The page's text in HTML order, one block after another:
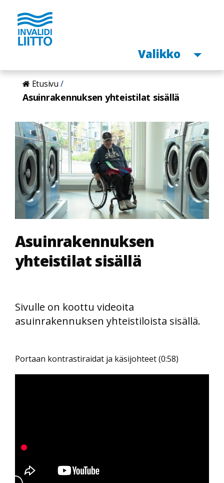
Hyppää
pääsisältöön
Avaa
Valikko
Etusivu
Asuinrakennuksen yhteistilat sisällä
Asuinrakennuksen
yhteistilat sisällä
Sivulle on koottu videoita
asuinrakennuksen yhteistiloista sisällä.
Portaan kontrastiraidat ja käsijohteet (0:58)